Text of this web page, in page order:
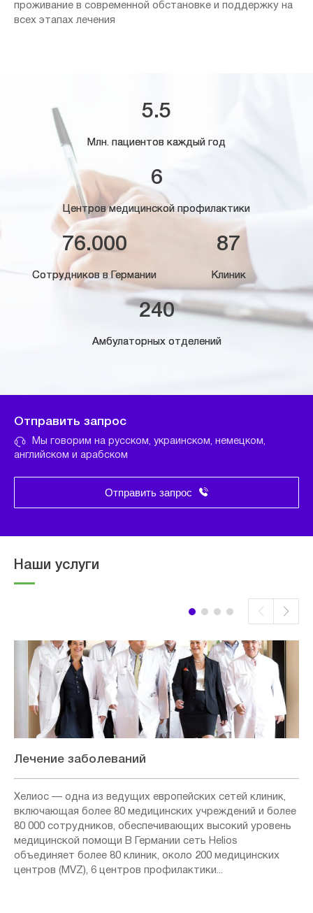
проживание в современной обстановке и поддержку на
всех этапах лечения
5.5
Млн. пациентов каждый год
6
Центров медицинской профилактики
76.000
Сотрудников в Германии
87
Клиник
240
Амбулаторных отделений
Отправить запрос
Мы говорим на русском, украинском, немецком,
английском и арабском
Отправить запрос
Наши услуги
Лечение заболеваний
Хелиос — одна из ведущих европейских сетей клиник,
включающая более 80 медицинских учреждений и более
80 000 сотрудников, обеспечивающих высокий уровень
медицинской помощи В Германии сеть Helios
объединяет более 80 клиник, около 200 медицинских
центров (MVZ), 6 центров профилактики...